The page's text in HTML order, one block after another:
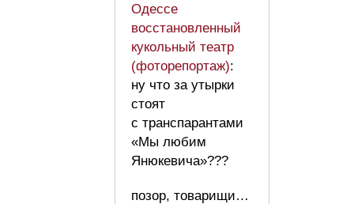
Одессе
восстановленный
кукольный театр
(фоторепортаж):
ну что за утырки
стоят
с транспарантами
«Мы любим
Янюкевича»???
позор, товарищи…